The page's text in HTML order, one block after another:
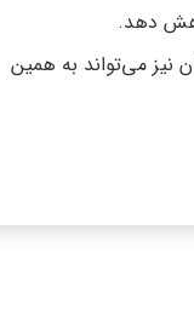
دهد.
نیز می‌تواند به همین